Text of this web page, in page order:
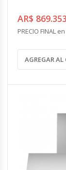
AR$ 869.353
PRECIO FINAL
AGREGAR AL